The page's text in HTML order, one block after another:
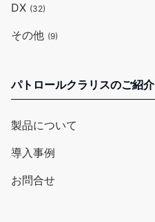
DX (32)
その他 (9)
パトロールクラリスのご紹介
製品について
導入事例
お問合せ